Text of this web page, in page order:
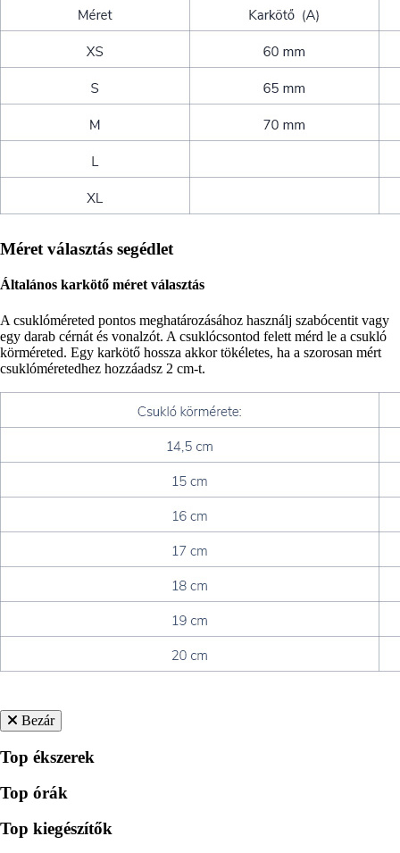
Méret választás segédlet
Általános karkötő méret választás
A csuklóméreted pontos meghatározásához használj szabócentit vagy
egy darab cérnát és vonalzót. A csuklócsontod felett mérd le a csukló
körméreted. Egy karkötő hossza akkor tökéletes, ha a szorosan mért
csuklóméretedhez hozzáadsz 2 cm-t.
Bezár
Top ékszerek
Top órák
Top kiegészítők